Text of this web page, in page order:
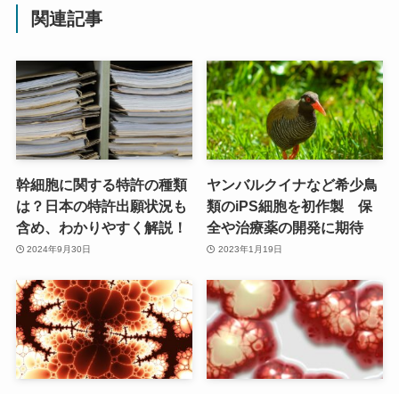
関連記事
幹細胞に関する特許の種類
は？日本の特許出願状況も
含め、わかりやすく解説！
2024年9月30日
ヤンバルクイナなど希少鳥
類のiPS細胞を初作製 保
全や治療薬の開発に期待
2023年1月19日